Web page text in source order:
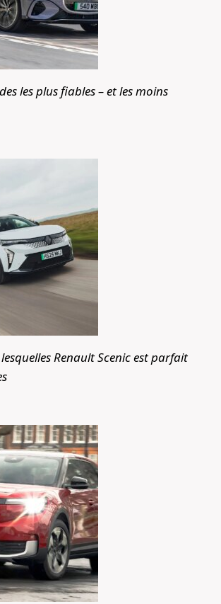
les plus fiables – et les moins
Renault Scenic est parfait